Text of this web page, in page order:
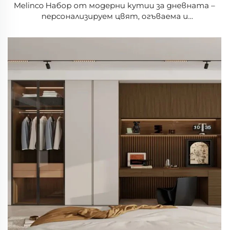
Melinco Набор от модерни кутии за дневната –
персонализируем цвят, огъваема и
екологични материали за училище